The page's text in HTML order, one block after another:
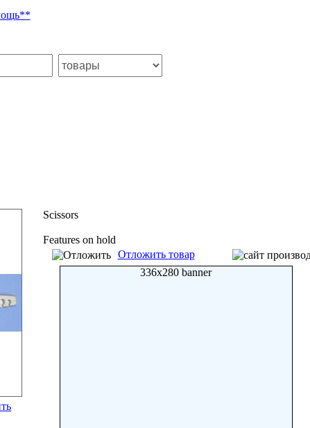
Scissors
Features on hold
Отложить товар
336x280 banner